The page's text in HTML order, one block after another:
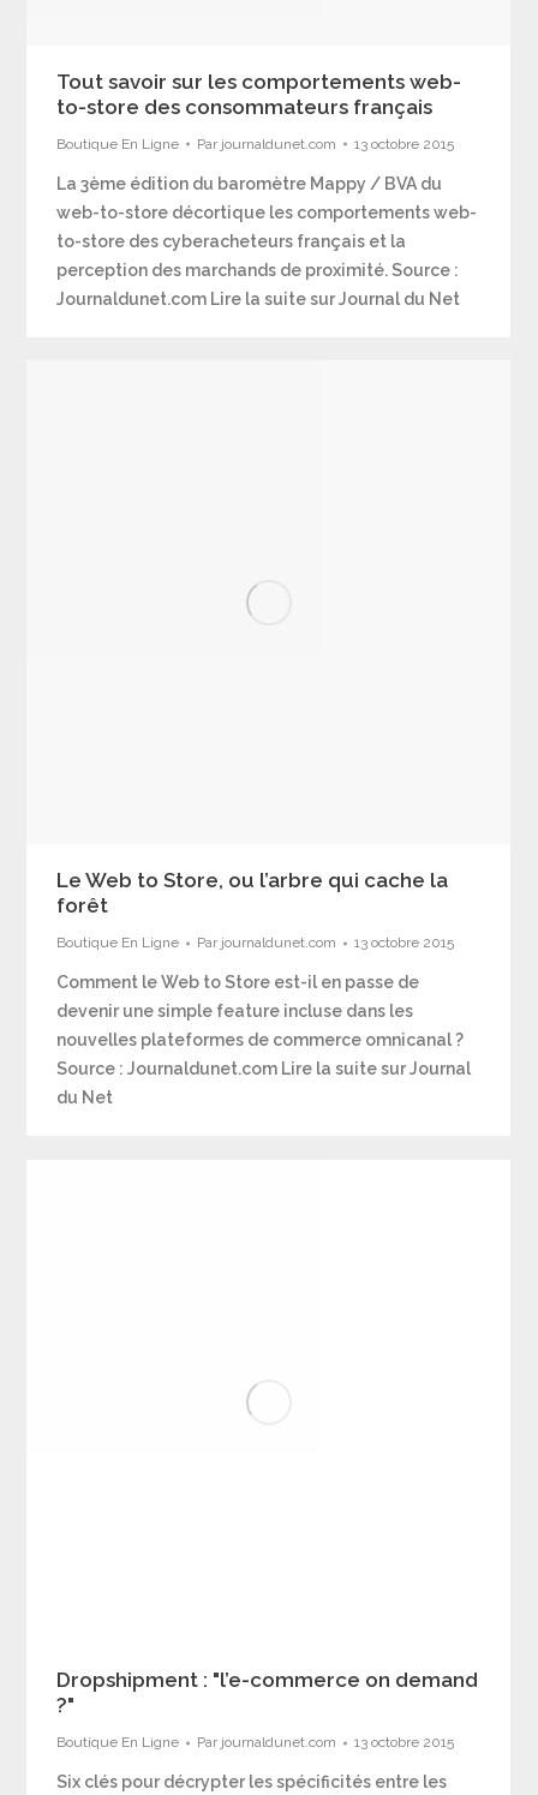
Tout savoir sur les comportements web-
to-store des consommateurs français
Boutique En Ligne Par journaldunet.com 13 octobre 2015
La 3ème édition du baromètre Mappy / BVA du
web-to-store décortique les comportements web-
to-store des cyberacheteurs français et la
perception des marchands de proximité. Source :
Journaldunet.com Lire la suite sur Journal du Net
Le Web to Store, ou l’arbre qui cache la
forêt
Boutique En Ligne Par journaldunet.com 13 octobre 2015
Comment le Web to Store est-il en passe de
devenir une simple feature incluse dans les
nouvelles plateformes de commerce omnicanal ?
Source : Journaldunet.com Lire la suite sur Journal
du Net
Dropshipment : "l’e-commerce on demand
?"
Boutique En Ligne Par journaldunet.com 13 octobre 2015
Six clés pour décrypter les spécificités entre les